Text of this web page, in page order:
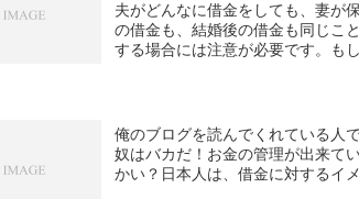
夫がどんなに借金をしても、妻が
の借金も、結婚後の借金も同じこ
する場合には注意が必要です。も
俺のブログを読んでくれている人
奴はバカだ！お金の管理が出来て
かい？日本人は、借金に対するイ